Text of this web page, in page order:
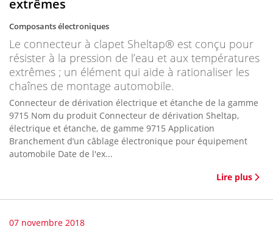
extrêmes
Composants électroniques
Le connecteur à clapet Sheltap® est conçu pour
résister à la pression de l’eau et aux températures
extrêmes ; un élément qui aide à rationaliser les
chaînes de montage automobile.
Connecteur de dérivation électrique et étanche de la gamme
9715 Nom du produit Connecteur de dérivation Sheltap,
électrique et étanche, de gamme 9715 Application
Branchement d’un câblage électronique pour équipement
automobile Date de l'ex...
Lire plus
07 novembre 2018